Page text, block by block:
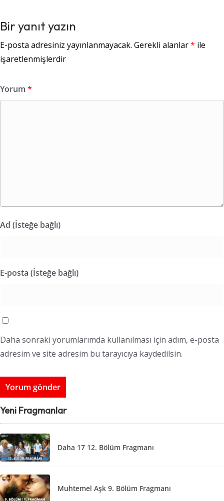
Bir yanıt yazın
E-posta adresiniz yayınlanmayacak. Gerekli alanlar* ile
işaretlenmişlerdir
Yorum *
Ad (İsteğe bağlı)
E-posta (İsteğe bağlı)
Daha sonraki yorumlarımda kullanılması için adım, e-posta
adresim ve site adresim bu tarayıcıya kaydedilsin.
Yeni Fragmanlar
Daha 17 12. Bölüm Fragmanı
Muhtemel Aşk 9. Bölüm Fragmanı